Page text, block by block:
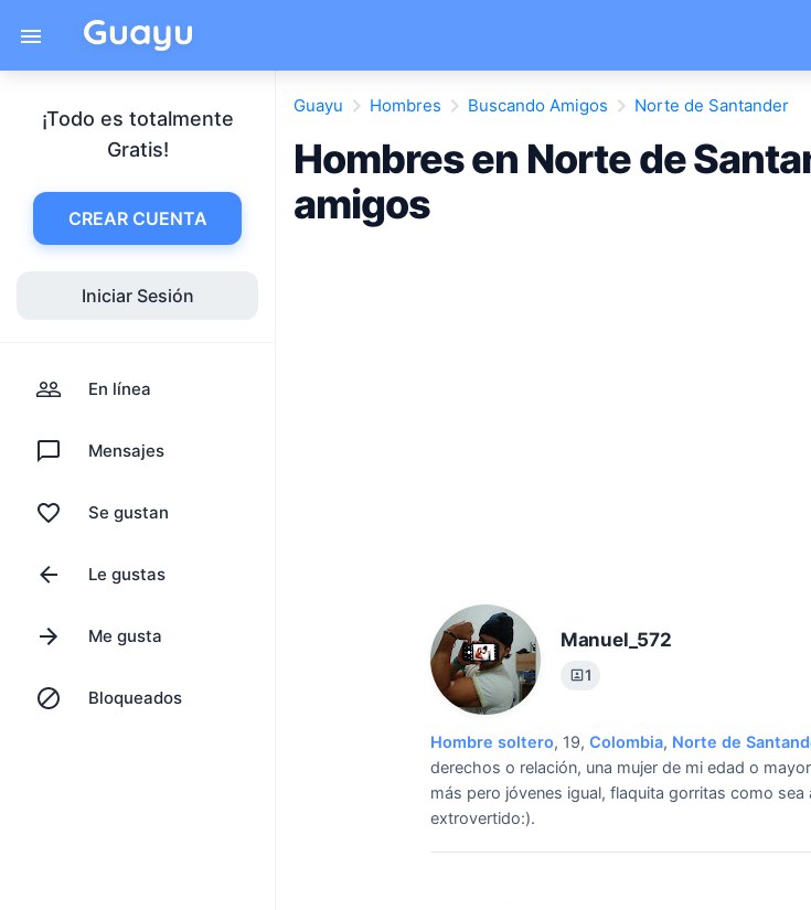
¡Todo es totalmente
Gratis!
CREAR CUENTA
Iniciar Sesión
En línea
Mensajes
Se gustan
Le gustas
Me gusta
Bloqueados
Guayu Hombres Buscando Amigos Norte de Santander
Hombres en Norte de
amigos
Manuel_572
1
Hombre soltero, 19, Colombia, Norte de
derechos o relación, una mujer de mi edad o
más pero jóvenes igual, flaquita gorritas como
extrovertido:).